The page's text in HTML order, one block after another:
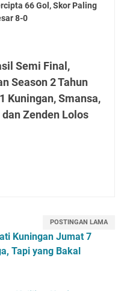
66 Gol, Skor Paling
8-0
Semi Final,
Season 2 Tahun
Kuningan, Smansa,
Zenden Lolos
POSTINGAN LAMA
Kuningan Jumat 7
Tapi yang Bakal